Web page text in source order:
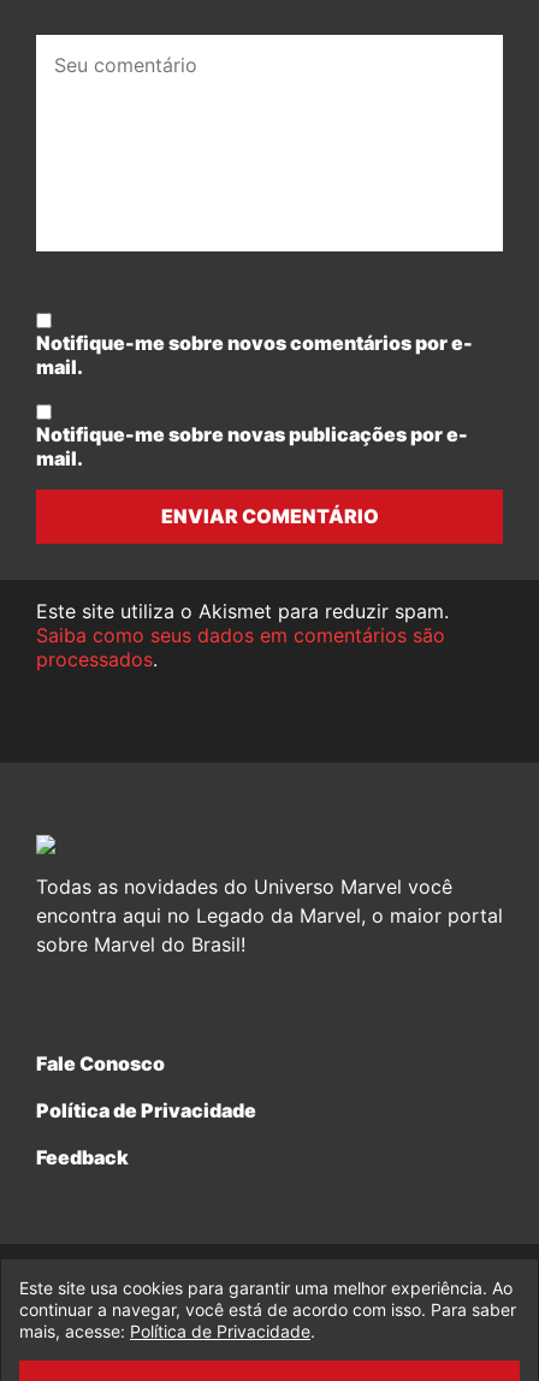
comentário:
Notifique-me sobre novos comentários por e-
mail.
Notifique-me sobre novas publicações por e-
mail.
ENVIAR COMENTÁRIO
Este site utiliza o Akismet para reduzir spam.
Saiba como seus dados em comentários são
processados.
Todas as novidades do Universo Marvel você
encontra aqui no Legado da Marvel, o maior portal
sobre Marvel do Brasil!
Fale Conosco
Política de Privacidade
Feedback
© 2017-2026 Legado da Marvel, uma empresa da Legado
Enterprises.
fabiolobo
Este site usa cookies para garantir uma melhor experiência. Ao
continuar a navegar, você está de acordo com isso. Para saber
mais, acesse: Política de Privacidade.